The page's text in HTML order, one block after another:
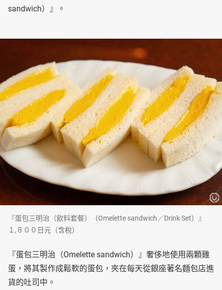
sandwich）』。
『蛋包三明治（飲料套餐）（Omelette sandwich／Drink Set）』
１,８００日元（含稅）
『蛋包三明治（Omelette sandwich）』奢侈地使用兩顆雞
蛋，將其製作成鬆軟的蛋包，夾在每天從銀座著名麵包店進
貨的吐司中。